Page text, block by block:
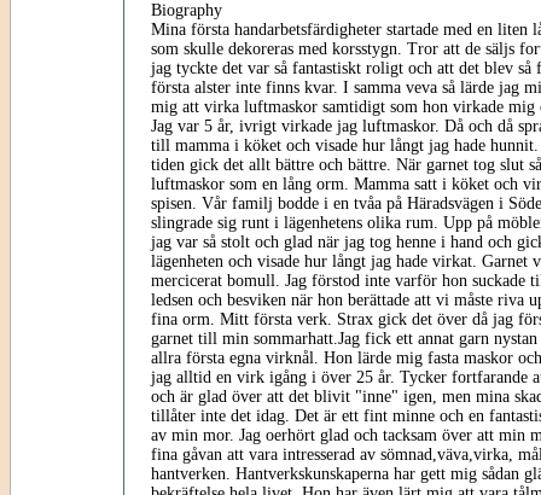
Biography
Mina första handarbetsfärdigheter startade med en liten
som skulle dekoreras med korsstygn. Tror att de säljs
jag tyckte det var så fantastiskt roligt och att det blev så
första alster inte finns kvar. I samma veva så lärde jag
mig att virka luftmaskor samtidigt som hon virkade mig
Jag var 5 år, ivrigt virkade jag luftmaskor. Då och då
till mamma i köket och visade hur långt jag hade
tiden gick det allt bättre och bättre. När garnet tog slut
luftmaskor som en lång orm. Mamma satt i köket och
spisen. Vår familj bodde i en tvåa på Häradsvägen i
slingrade sig runt i lägenhetens olika rum. Upp på
jag var så stolt och glad när jag tog henne i hand och
lägenheten och visade hur långt jag hade virkat. Garnet
mercicerat bomull. Jag förstod inte varför hon suckade
ledsen och besviken när hon berättade att vi måste riva
fina orm. Mitt första verk. Strax gick det över då jag
garnet till min sommarhatt.Jag fick ett annat garn
allra första egna virknål. Hon lärde mig fasta maskor
jag alltid en virk igång i över 25 år. Tycker fortfarande
och är glad över att det blivit "inne" igen, men mina
tillåter inte det idag. Det är ett fint minne och en
av min mor. Jag oerhört glad och tacksam över att min
fina gåvan att vara intresserad av sömnad,väva,virka,
hantverken. Hantverkskunskaperna har gett mig sådan